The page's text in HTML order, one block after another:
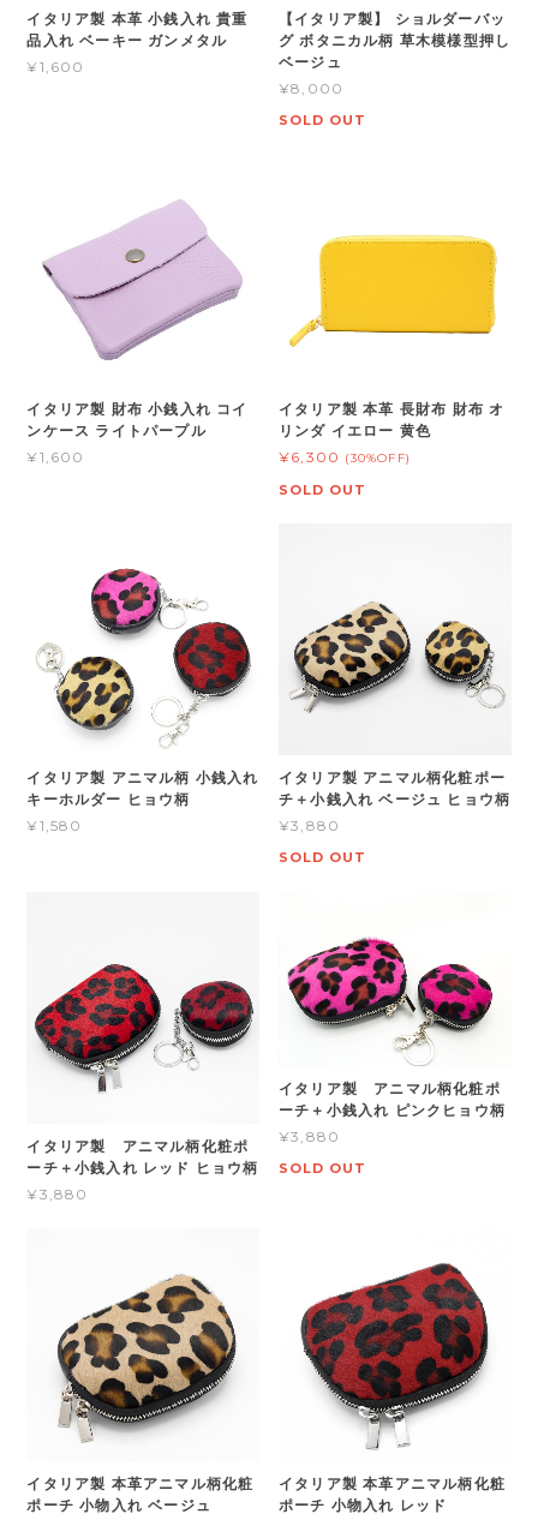
イタリア製 本革 小銭入れ 貴重
品入れ ベーキー ガンメタル
¥1,600
【イタリア製】 ショルダーバッ
グ ボタニカル柄 草木模様型押し
ベージュ
¥8,000
SOLD OUT
イタリア製 財布 小銭入れ コイ
ンケース ライトパープル
¥1,600
イタリア製 本革 長財布 財布 オ
リンダ イエロー 黄色
¥6,300 (30%OFF)
SOLD OUT
イタリア製 アニマル柄 小銭入れ
キーホルダー ヒョウ柄
¥1,580
イタリア製 アニマル柄化粧ポー
チ＋小銭入れ ベージュ ヒョウ柄
¥3,880
SOLD OUT
イタリア製 アニマル柄化粧ポ
ーチ＋小銭入れ レッド ヒョウ柄
¥3,880
イタリア製 アニマル柄化粧ポ
ーチ＋小銭入れ ピンクヒョウ柄
¥3,880
SOLD OUT
イタリア製 本革アニマル柄化粧
ポーチ 小物入れ ベージュ
イタリア製 本革アニマル柄化粧
ポーチ 小物入れ レッド